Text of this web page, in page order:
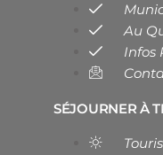
Au
Infos
SÉJOURNER À